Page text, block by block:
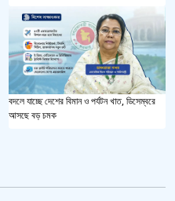
বদলে যাচ্ছে দেশের বিমান ও পর্যটন খাত, ডিসেম্বরে
আসছে বড় চমক